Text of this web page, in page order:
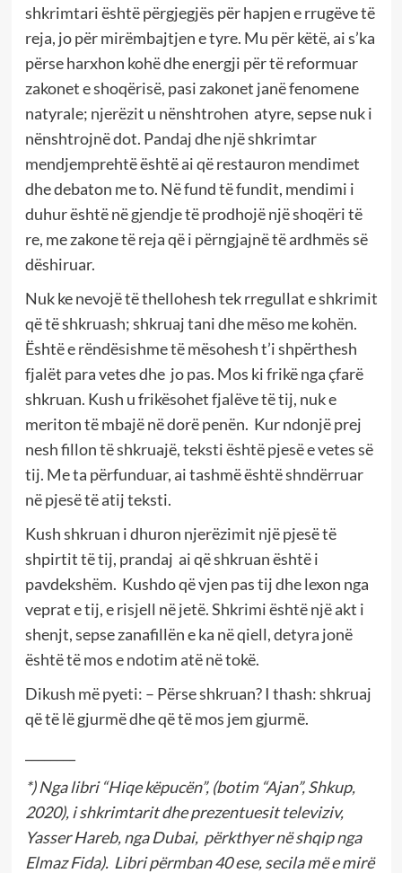
shkrimtari është përgjegjës për hapjen e rrugëve të
reja, jo për mirëmbajtjen e tyre. Mu për këtë, ai s’ka
përse harxhon kohë dhe energji për të reformuar
zakonet e shoqërisë, pasi zakonet janë fenomene
natyrale; njerëzit u nënshtrohen atyre, sepse nuk i
nënshtrojnë dot. Pandaj dhe një shkrimtar
mendjemprehtë është ai që restauron mendimet
dhe debaton me to. Në fund të fundit, mendimi i
duhur është në gjendje të prodhojë një shoqëri të
re, me zakone të reja që i përngjajnë të ardhmës së
dëshiruar.
Nuk ke nevojë të thellohesh tek rregullat e shkrimit
që të shkruash; shkruaj tani dhe mëso me kohën.
Është e rëndësishme të mësohesh t’i shpërthesh
fjalët para vetes dhe jo pas. Mos ki frikë nga çfarë
shkruan. Kush u frikësohet fjalëve të tij, nuk e
meriton të mbajë në dorë penën. Kur ndonjë prej
nesh fillon të shkruajë, teksti është pjesë e vetes së
tij. Me ta përfunduar, ai tashmë është shndërruar
në pjesë të atij teksti.
Kush shkruan i dhuron njerëzimit një pjesë të
shpirtit të tij, prandaj ai që shkruan është i
pavdekshëm. Kushdo që vjen pas tij dhe lexon nga
veprat e tij, e risjell në jetë. Shkrimi është një akt i
shenjt, sepse zanafillën e ka në qiell, detyra jonë
është të mos e ndotim atë në tokë.
Dikush më pyeti: – Përse shkruan? I thash: shkruaj
që të lë gjurmë dhe që të mos jem gjurmë.
*) Nga libri “Hiqe këpucën”, (botim “Ajan”, Shkup,
2020), i shkrimtarit dhe prezentuesit televiziv,
Yasser Hareb, nga Dubai, përkthyer në shqip nga
Elmaz Fida). Libri përmban 40 ese, secila më e mirë